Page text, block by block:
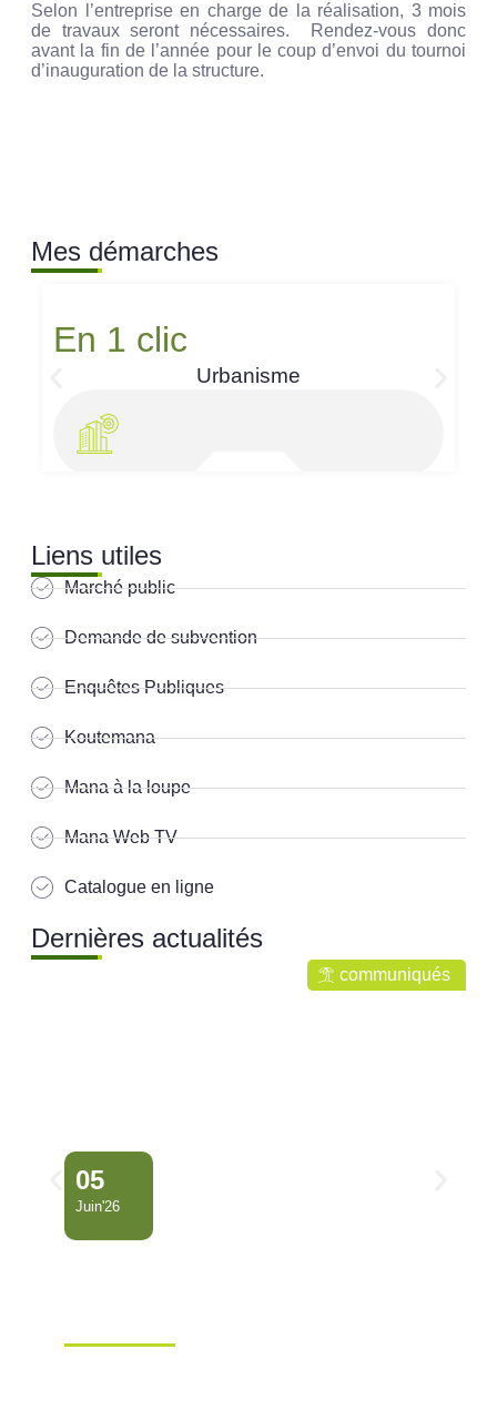
Selon l’entreprise en charge de la réalisation, 3 mois
de travaux seront nécessaires. Rendez-vous donc
avant la fin de l’année pour le coup d’envoi du tournoi
d’inauguration de la structure.
Mes démarches
En 1 clic
Urbanisme
Liens utiles
Marché public
Demande de subvention
Enquêtes Publiques
Koutemana
Mana à la loupe
Mana Web TV
Catalogue en ligne
Dernières actualités
communiqués
05
Juin'26